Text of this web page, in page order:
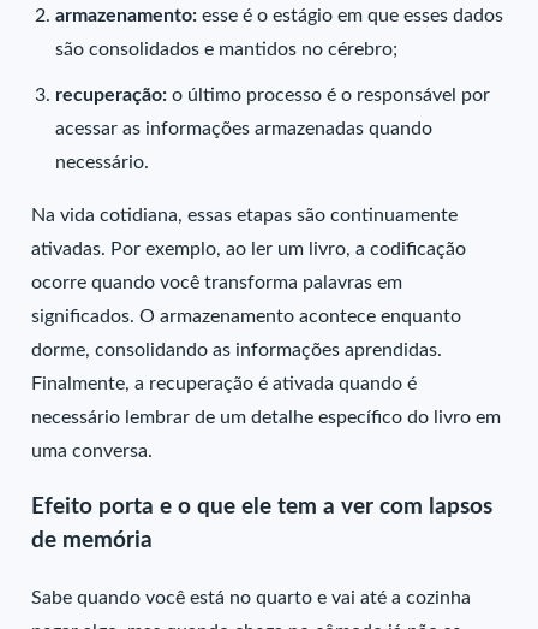
armazenamento: esse é o estágio em que esses dados
são consolidados e mantidos no cérebro;
recuperação: o último processo é o responsável por
acessar as informações armazenadas quando
necessário.
Na vida cotidiana, essas etapas são continuamente
ativadas. Por exemplo, ao ler um livro, a codificação
ocorre quando você transforma palavras em
significados. O armazenamento acontece enquanto
dorme, consolidando as informações aprendidas.
Finalmente, a recuperação é ativada quando é
necessário lembrar de um detalhe específico do livro em
uma conversa.
Efeito porta e o que ele tem a ver com lapsos
de memória
Sabe quando você está no quarto e vai até a cozinha